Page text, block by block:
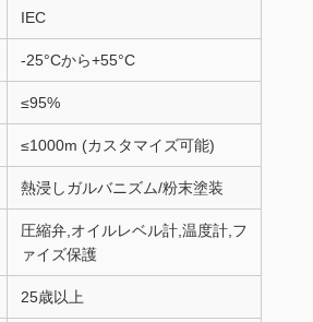
IEC
-25°Cから+55°C
≤95%
≤1000m (カスタマイズ可能)
熱浸しガルバニズム/粉末塗装
圧縮弁,オイルレベル計,温度計,フ
ァイズ保護
25歳以上